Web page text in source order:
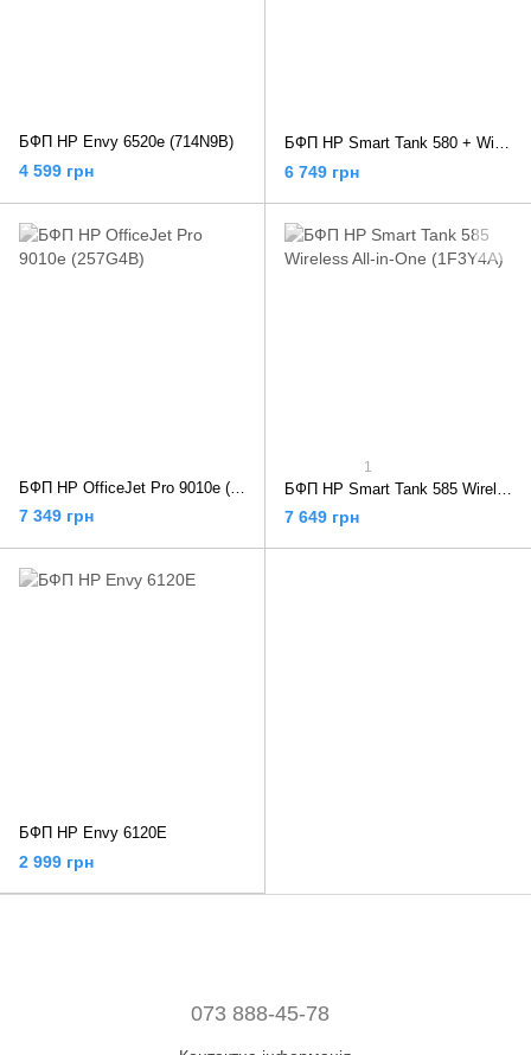
БФП HP Envy 6520e (714N9B)
4 599 грн
БФП HP Smart Tank 580 + Wi-Fi (1F3Y2A)
6 749 грн
7 349 грн
1
7 649 грн
БФП HP Envy 6120E
2 999 грн
073 888-45-78